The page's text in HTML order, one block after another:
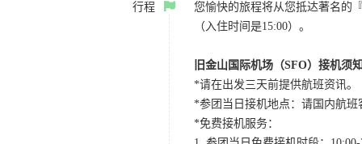
行程
您愉快的旅程将从您抵达著名的
（入住时间是15:00）。
旧金山国际机场（SFO）接机须
*请在出发三天前提供航班资讯。
*参团当日接机地点：请国内航班
*免费接机服务：